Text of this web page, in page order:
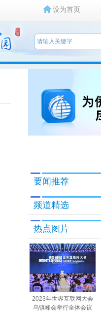
设为首页
要闻推荐
频道精选
热点图片
2023年世界互联网大会
乌镇峰会举行全体会议